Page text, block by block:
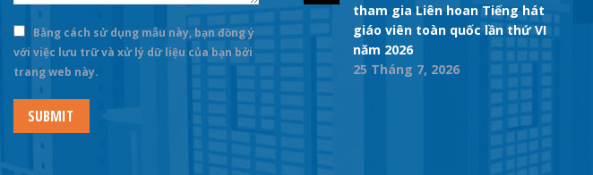
Bằng cách sử dụng mẫu này, bạn đồng ý
với việc lưu trữ và xử lý dữ liệu của bạn bởi
trang web này.
SUBMIT
tham gia Liên hoan Tiếng hát
giáo viên toàn quốc lần thứ VI
năm 2026
25 Tháng 7, 2026